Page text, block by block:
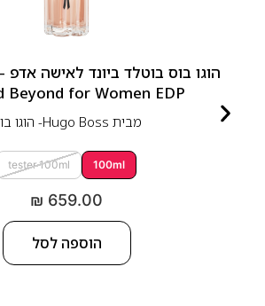
Bottled Beyond for Women EDP
מבית Hugo Boss- הוגו בוס
100ml
tester 100ml
₪ 659.00
הוספה לסל